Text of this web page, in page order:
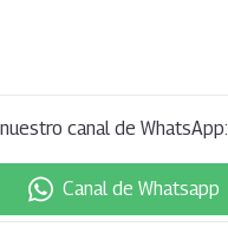
canal de WhatsApp:
Canal de Whatsapp